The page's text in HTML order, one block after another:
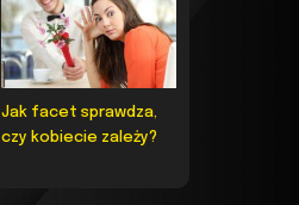
Jak facet sprawdza,
czy kobiecie zależy?